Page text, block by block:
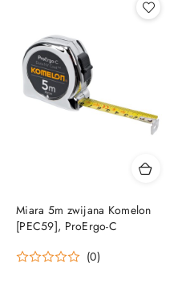
Miara 5m zwijana Komelon
[PEC59], ProErgo-C
(0)